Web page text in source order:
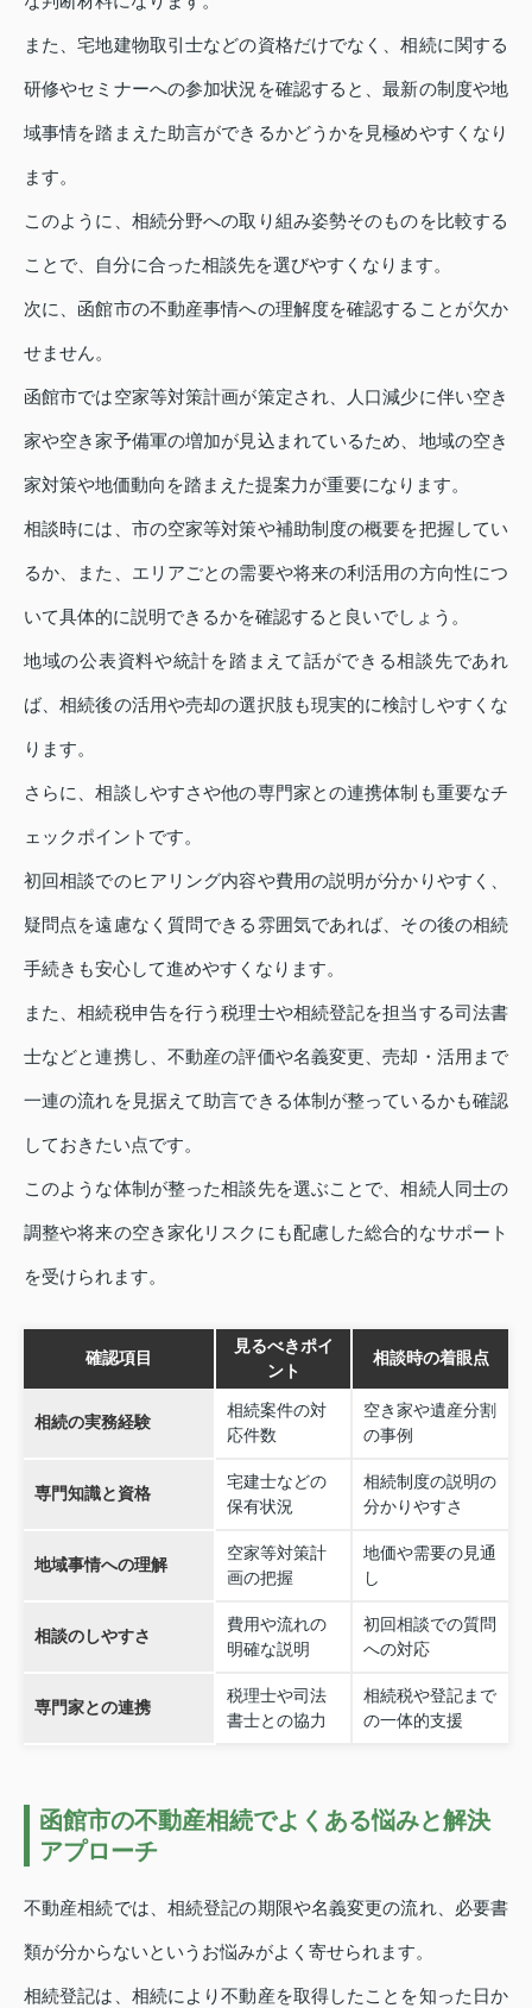
また、宅地建物取引士などの資格だけでなく、相続に関する
研修やセミナーへの参加状況を確認すると、最新の制度や地
域事情を踏まえた助言ができるかどうかを見極めやすくなり
ます。
このように、相続分野への取り組み姿勢そのものを比較する
ことで、自分に合った相談先を選びやすくなります。
次に、函館市の不動産事情への理解度を確認することが欠か
せません。
函館市では空家等対策計画が策定され、人口減少に伴い空き
家や空き家予備軍の増加が見込まれているため、地域の空き
家対策や地価動向を踏まえた提案力が重要になります。
相談時には、市の空家等対策や補助制度の概要を把握してい
るか、また、エリアごとの需要や将来の利活用の方向性につ
いて具体的に説明できるかを確認すると良いでしょう。
地域の公表資料や統計を踏まえて話ができる相談先であれ
ば、相続後の活用や売却の選択肢も現実的に検討しやすくな
ります。
さらに、相談しやすさや他の専門家との連携体制も重要なチ
ェックポイントです。
初回相談でのヒアリング内容や費用の説明が分かりやすく、
疑問点を遠慮なく質問できる雰囲気であれば、その後の相続
手続きも安心して進めやすくなります。
また、相続税申告を行う税理士や相続登記を担当する司法書
士などと連携し、不動産の評価や名義変更、売却・活用まで
一連の流れを見据えて助言できる体制が整っているかも確認
しておきたい点です。
このような体制が整った相談先を選ぶことで、相続人同士の
調整や将来の空き家化リスクにも配慮した総合的なサポート
を受けられます。
確認項目
見るべきポイ
ント
相談時の着眼点
相続の実務経験
相続案件の対
応件数
空き家や遺産分割
の事例
専門知識と資格
宅建士などの
保有状況
相続制度の説明の
分かりやすさ
地域事情への理解
空家等対策計
画の把握
地価や需要の見通
し
相談のしやすさ
費用や流れの
明確な説明
初回相談での質問
への対応
専門家との連携
税理士や司法
書士との協力
相続税や登記まで
の一体的支援
函館市の不動産相続でよくある悩みと解決
アプローチ
不動産相続では、相続登記の期限や名義変更の流れ、必要書
類が分からないというお悩みがよく寄せられます。
相続登記は、相続により不動産を取得したことを知った日か